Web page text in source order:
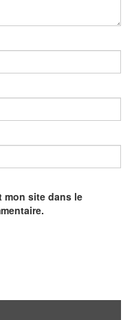
mon site dans le